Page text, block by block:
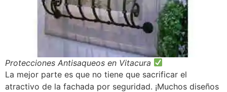
Protecciones Antisaqueos en Vitacura
La mejor parte es que no tiene que sacrificar el
atractivo de la fachada por seguridad. ¡Muchos diseños